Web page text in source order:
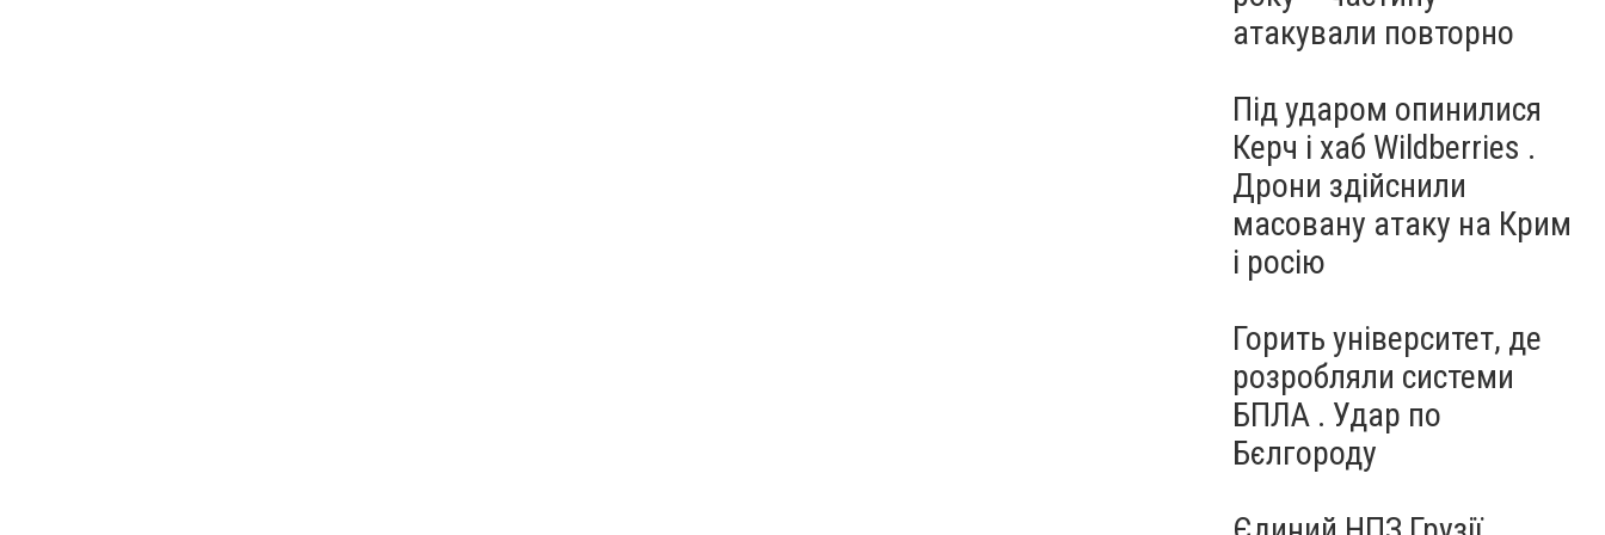
атакували повторно
Під ударом опинилися
Керч і хаб Wildberries .
Дрони здійснили
масовану атаку на Крим
і росію
Горить університет, де
розробляли системи
БПЛА . Удар по
Бєлгороду